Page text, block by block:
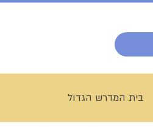
בית המדרש הגדול